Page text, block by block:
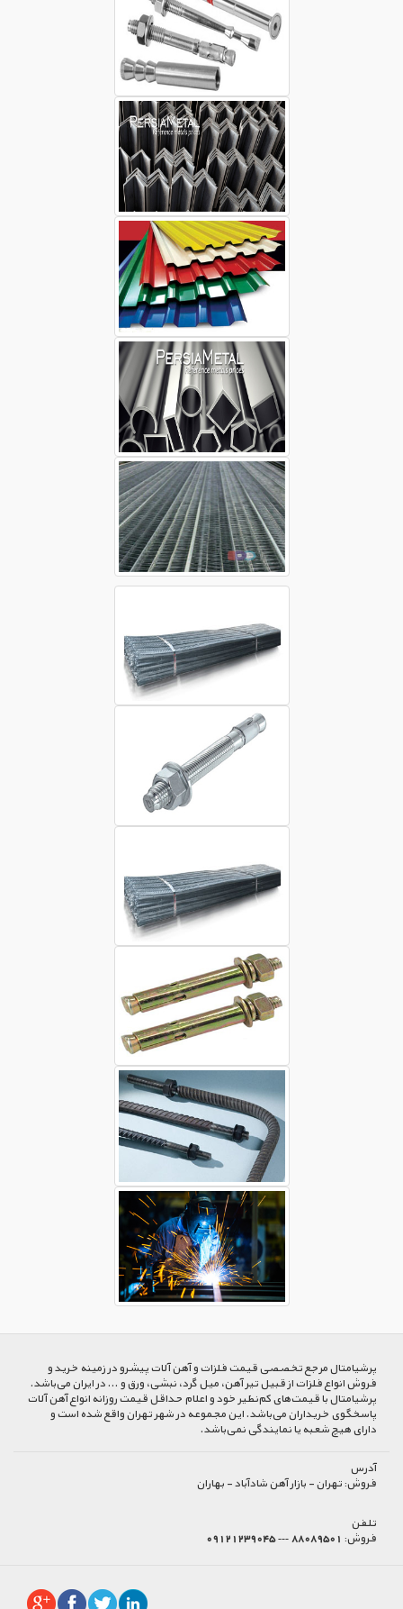
پرشیا‌متال مرجع تخصصی قیمت فلزات و آهن آلات پیشرو در زمینه خرید و
فروش انواع فلزات از قبیل تیر آهن، میل گرد، نبشی، ورق و ... در ایران می‌باشد.
پرشیامتال با قیمت‌های کم‌نظیر خود و اعلام حداقل قیمت روزانه انواع آهن آلات
پاسخگوی خریداران می‌باشد. این مجموعه در شهر تهران واقع شده است و
دارای هیچ شعبه یا نمایندگی نمی‌باشد.
آدرس
فروش:تهران - بازار آهن شادآباد - بهاران
تلفن
فروش: 88089501 --- 09121239045